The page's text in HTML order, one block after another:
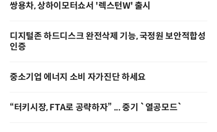
쌍용차, 상하이모터쇼서 '렉스턴W' 출시
디지털존 하드디스크 완전삭제 기능, 국정원 보안적합성
인증
중소기업 에너지 소비 자가진단 하세요
“터키시장, FTA로 공략하자” ... 중기 `열공모드`